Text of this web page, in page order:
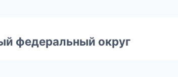
федеральный округ